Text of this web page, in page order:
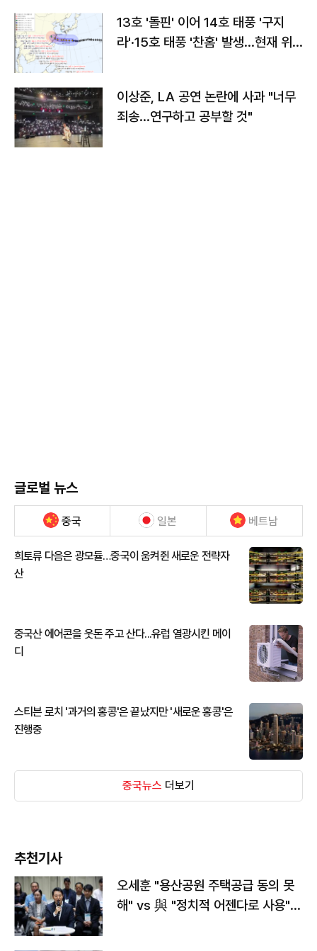
13호 '돌핀' 이어 14호 태풍 '구지
라'·15호 태풍 '찬홈' 발생…현재 위
이상준, LA 공연 논란에 사과 "너무
죄송…연구하고 공부할 것"
글로벌 뉴스
중국 일본 베트남
희토류 다음은 광모듈…중국이 움켜쥔 새로운 전략자
산
중국산 에어콘을 웃돈 주고 산다...유럽 열광시킨 메이
디
스티븐 로치 '과거의 홍콩'은 끝났지만 '새로운 홍콩'은
진행중
중국뉴스 더보기
추천기사
오세훈 "용산공원 주택공급 동의 못
해" vs 與 "정치적 어젠다로 사용"